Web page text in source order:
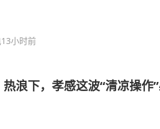
13小时前
浪下，孝感这波“清凉操作”